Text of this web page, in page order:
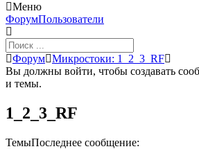
Меню
Навигация
Форума
ФорумПользователи
Форум
breadcrumbs
-
здесь:
Форум Микростоки: 1_2_3_RF
Вы должны войти, чтобы создавать
и темы.
1_2_3_RF
ТемыПоследнее сообщение: